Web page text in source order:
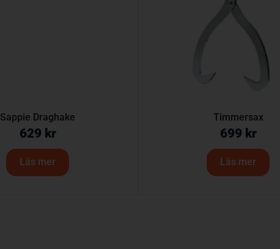
Sappie Draghake
629 kr
Läs mer
Timmersax
699 kr
Läs mer